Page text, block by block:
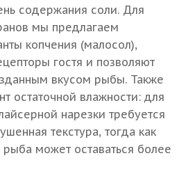
содержания соли. Для
мы предлагаем
копчения (малосол),
гостя и позволяют
вкусом рыбы. Также
остаточной влажности: для
нарезки требуется
текстура, тогда как
рыба может оставаться более